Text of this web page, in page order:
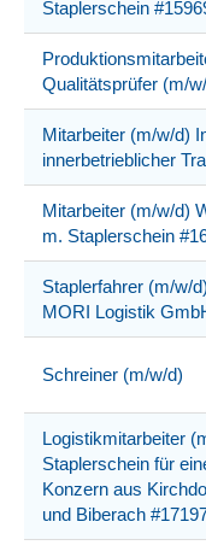
Staplerschein
Qualitätsprüfer (m/
Mitarbeiter (m/w/d)
innerbetrieblicher
Mitarbeiter (m/w/d)
m. Staplerschein
Staplerfahrer (m/w/
MORI Logistik
Schreiner (m/w/d)
Logistikmitarbeiter
Staplerschein für
Konzern aus
und Biberach